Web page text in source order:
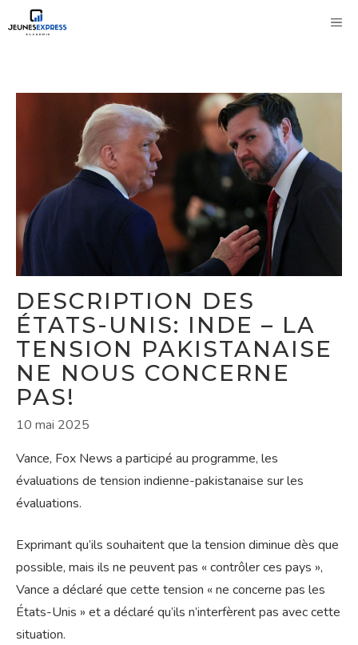
au
DESCRIPTION DES
ÉTATS-UNIS: INDE – LA
TENSION PAKISTANAISE
NE NOUS CONCERNE
PAS!
10 mai 2025
Vance, Fox News a participé au programme, les
évaluations de tension indienne-pakistanaise sur les
évaluations.
Exprimant qu’ils souhaitent que la tension diminue dès que
possible, mais ils ne peuvent pas « contrôler ces pays »,
Vance a déclaré que cette tension « ne concerne pas les
États-Unis » et a déclaré qu’ils n’interfèrent pas avec cette
situation.